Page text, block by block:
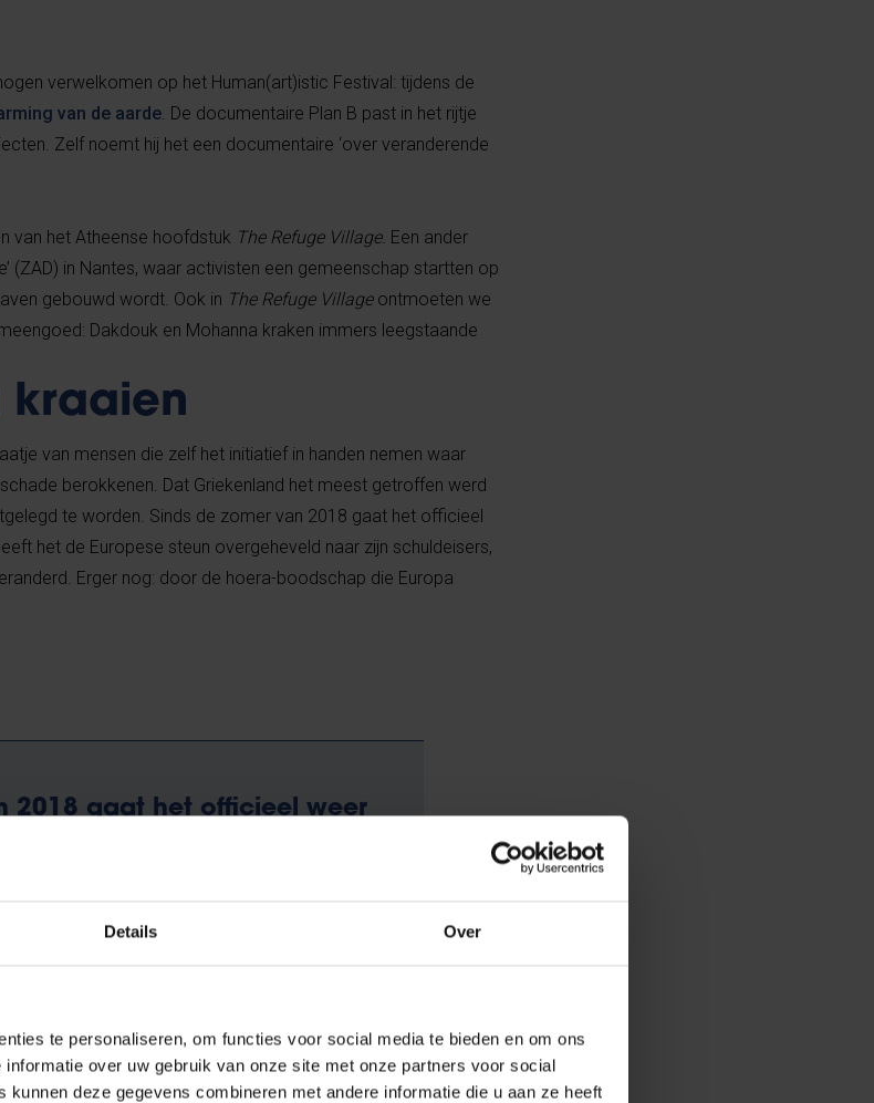
Details Over
te personaliseren, om functies voor social media te bieden en om ons
over uw gebruik van onze site met onze partners voor social
deze gegevens combineren met andere informatie die u aan ze heeft
verwelkomen op het Human(art)istic Festival: tijdens de
van de aarde . De documentaire Plan B past in het rijtje
Zelf noemt hij het een documentaire ‘over veranderende
van het Atheense hoofdstuk The Refuge Village. Een ander
(ZAD) in Nantes, waar activisten een gemeenschap startten op
gebouwd wordt. Ook in The Refuge Villageontmoeten we
Dakdouk en Mohanna kraken immers leegstaande
kraaien
van mensen die zelf het initiatief in handen nemen waar
berokkenen. Dat Griekenland het meest getroffen werd
te worden. Sinds de zomer van 2018 gaat het officieel
het de Europese steun overgeheveld naar zijn schuldeisers,
Erger nog: door de hoera-boodschap die Europa
2018 gaat het officieel weer
alle noodhulp stilgevallen,
en vluchtelingen